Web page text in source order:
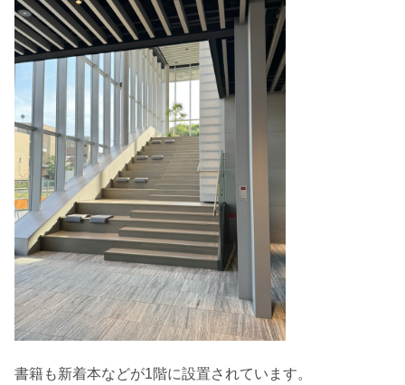
書籍も新着本などが1階に設置されています。